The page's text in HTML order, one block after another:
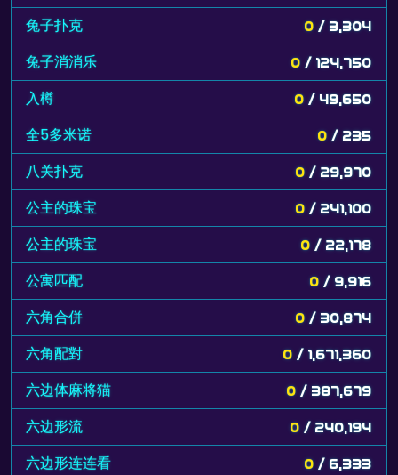
兔子扑克 0 / 3,304
兔子消消乐 0 / 124,750
入樽 0 / 49,650
全5多米诺 0 / 235
八关扑克 0 / 29,970
公主的珠宝 0 / 241,100
公主的珠宝 0 / 22,178
公寓匹配 0 / 9,916
六角合併 0 / 30,874
六角配對 0 / 1,671,360
六边体麻将猫 0 / 387,679
六边形流 0 / 240,194
六边形连连看 0 / 6,333